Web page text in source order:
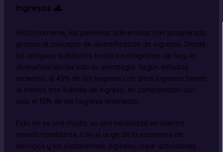
ingresos 🌊
Históricamente, las personas adineradas han prosperado
gracias al concepto de diversificación de ingresos. Desde
los antiguos babilonios hasta los magnates de hoy, la
diversificación ha sido su estrategia. Según estudios
recientes, el 45% de los hogares con altos ingresos tienen
al menos tres fuentes de ingreso, en comparación con
solo el 15% de los hogares promedio.
Esto no es una moda; es una necesidad en nuestro
mundo cambiante. Con el auge de la economía de
servicios y las plataformas digitales, crear actividades